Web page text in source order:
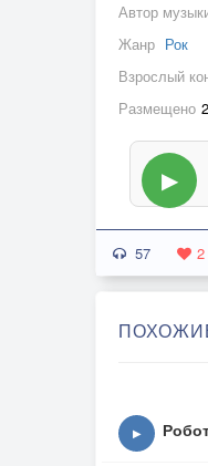
Автор
Жанр Рок
Взрослый
Размещено
▶
57 2
▶